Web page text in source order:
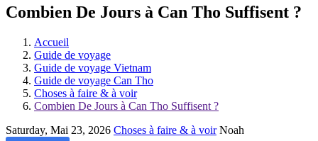
Combien De Jours à Can Tho Suffisent ?
Accueil
Guide de voyage
Guide de voyage Vietnam
Guide de voyage Can Tho
Choses à faire & à voir
Combien De Jours à Can Tho Suffisent ?
Saturday, Mai 23, 2026 Choses à faire & à voir Noah